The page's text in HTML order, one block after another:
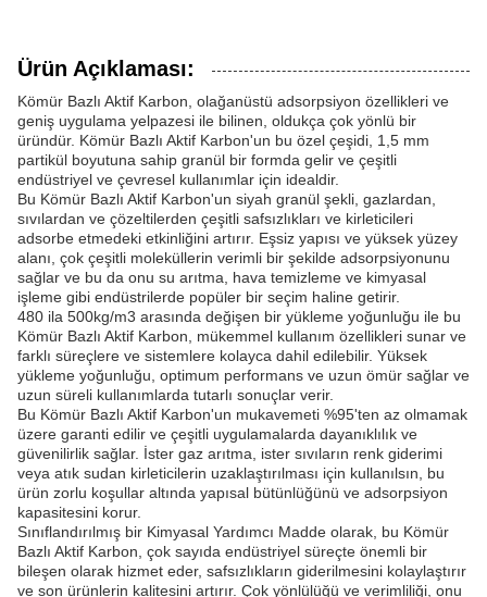
Ürün Açıklaması:
Kömür Bazlı Aktif Karbon, olağanüstü adsorpsiyon özellikleri ve
geniş uygulama yelpazesi ile bilinen, oldukça çok yönlü bir
üründür. Kömür Bazlı Aktif Karbon'un bu özel çeşidi, 1,5 mm
partikül boyutuna sahip granül bir formda gelir ve çeşitli
endüstriyel ve çevresel kullanımlar için idealdir.
Bu Kömür Bazlı Aktif Karbon'un siyah granül şekli, gazlardan,
sıvılardan ve çözeltilerden çeşitli safsızlıkları ve kirleticileri
adsorbe etmedeki etkinliğini artırır. Eşsiz yapısı ve yüksek yüzey
alanı, çok çeşitli moleküllerin verimli bir şekilde adsorpsiyonunu
sağlar ve bu da onu su arıtma, hava temizleme ve kimyasal
işleme gibi endüstrilerde popüler bir seçim haline getirir.
480 ila 500kg/m3 arasında değişen bir yükleme yoğunluğu ile bu
Kömür Bazlı Aktif Karbon, mükemmel kullanım özellikleri sunar ve
farklı süreçlere ve sistemlere kolayca dahil edilebilir. Yüksek
yükleme yoğunluğu, optimum performans ve uzun ömür sağlar ve
uzun süreli kullanımlarda tutarlı sonuçlar verir.
Bu Kömür Bazlı Aktif Karbon'un mukavemeti %95'ten az olmamak
üzere garanti edilir ve çeşitli uygulamalarda dayanıklılık ve
güvenilirlik sağlar. İster gaz arıtma, ister sıvıların renk giderimi
veya atık sudan kirleticilerin uzaklaştırılması için kullanılsın, bu
ürün zorlu koşullar altında yapısal bütünlüğünü ve adsorpsiyon
kapasitesini korur.
Sınıflandırılmış bir Kimyasal Yardımcı Madde olarak, bu Kömür
Bazlı Aktif Karbon, çok sayıda endüstriyel süreçte önemli bir
bileşen olarak hizmet eder, safsızlıkların giderilmesini kolaylaştırır
ve son ürünlerin kalitesini artırır. Çok yönlülüğü ve verimliliği, onu